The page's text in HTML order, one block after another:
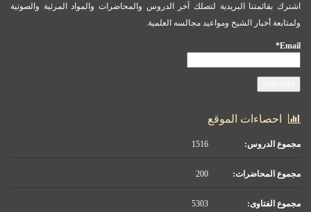
اشترك بقائمتنا البريدية لتصلك آخر الدروس والمحاضرات والمواد المرئية والصوتية
ولمتابعة أخبار الشيخ ومواعيد مجالسه العلمية.
Email*
احصاءات الموقع
مجموع الدروس:
مجموع المحاضرات:
مجموع الفتاوى: